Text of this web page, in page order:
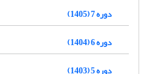
دوره 7 (1405)
دوره 6 (1404)
دوره 5 (1403)